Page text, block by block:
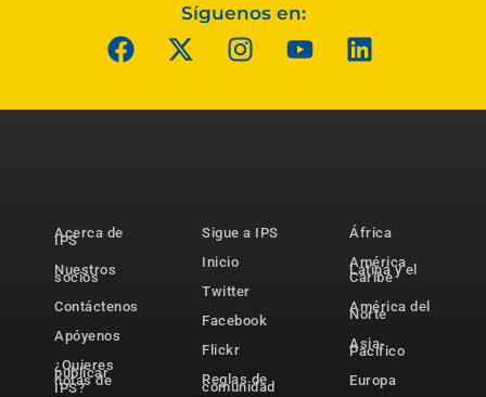
Síguenos en:
Acerca de
IPS
Nuestros
socios
Contáctenos
Apóyenos
¿Quieres
publicar
notas de
IPS?
Sigue a IPS
Inicio
Twitter
Facebook
Flickr
Reglas de
comunidad
África
América
Latina y el
Caribe
América del
Norte
Asia-
Pacífico
Europa